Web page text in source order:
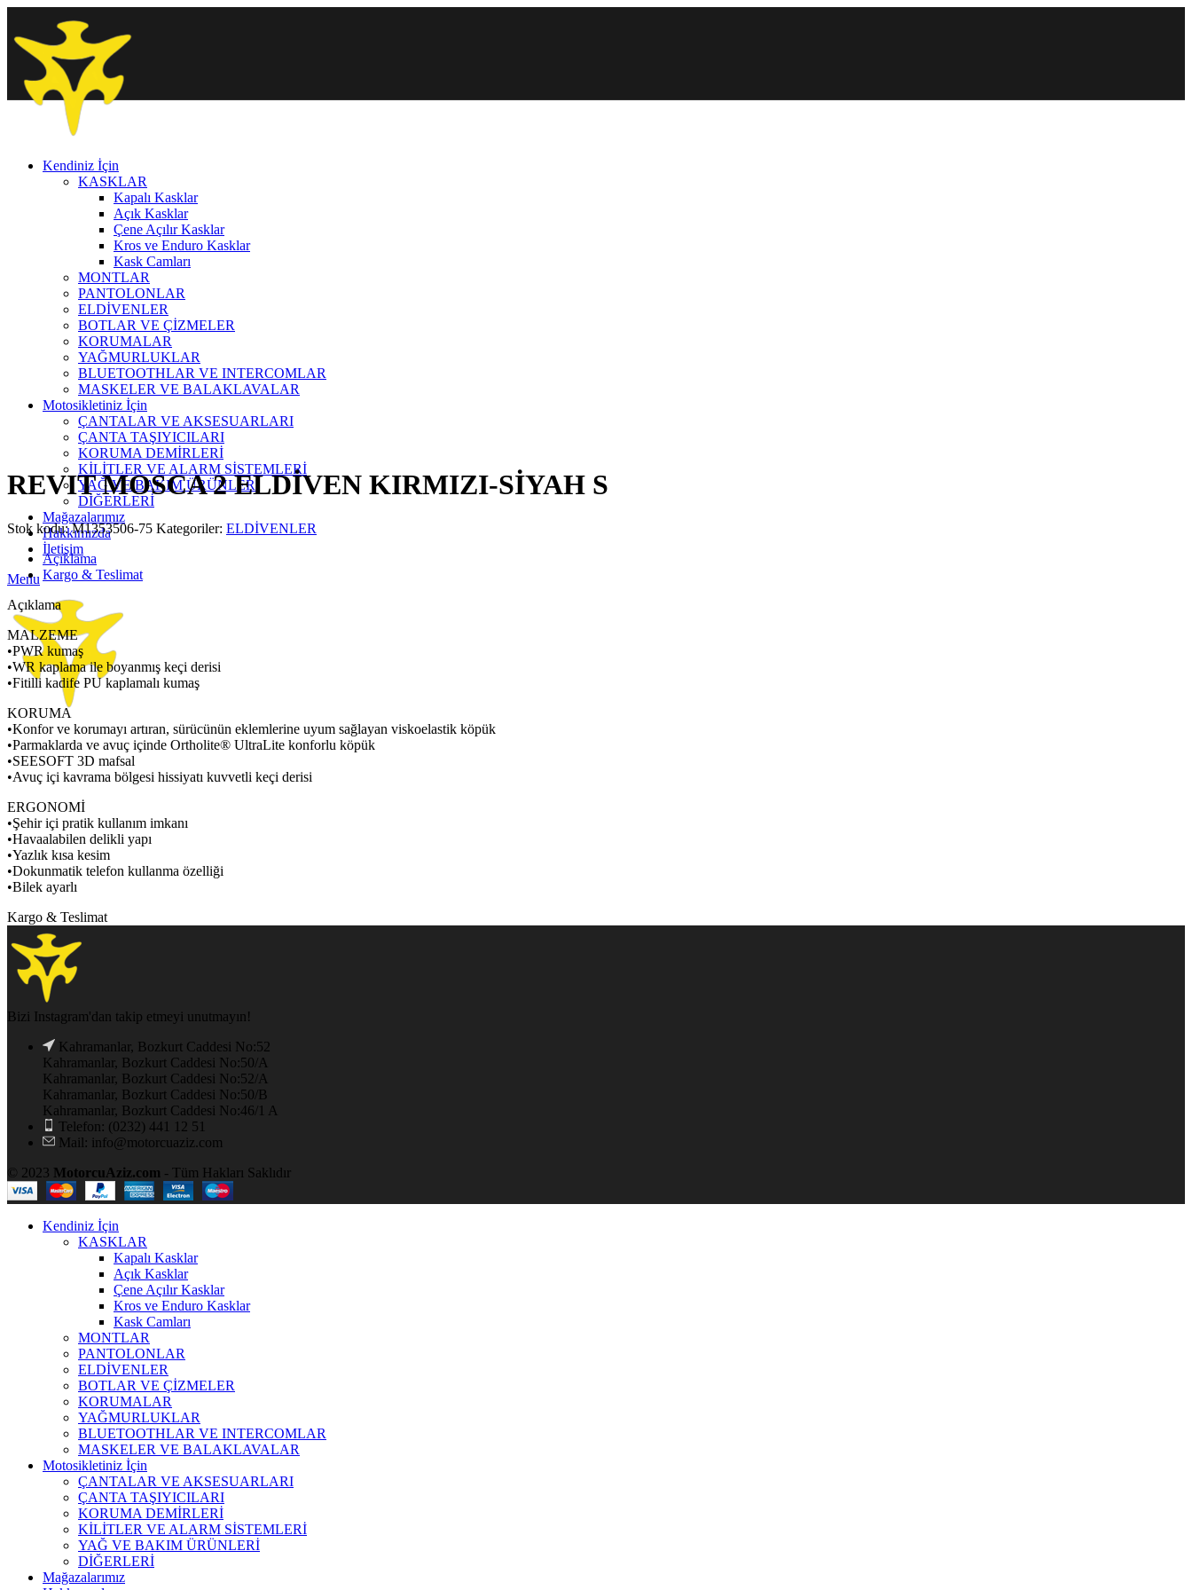
Kendiniz İçin
KASKLAR
Kapalı Kasklar
Açık Kasklar
Çene Açılır Kasklar
Kros ve Enduro Kasklar
Kask Camları
MONTLAR
PANTOLONLAR
ELDİVENLER
BOTLAR VE ÇİZMELER
KORUMALAR
YAĞMURLUKLAR
BLUETOOTHLAR VE INTERCOMLAR
MASKELER VE BALAKLAVALAR
Motosikletiniz İçin
ÇANTALAR VE AKSESUARLARI
ÇANTA TAŞIYICILARI
KORUMA DEMİRLERİ
KİLİTLER VE ALARM SİSTEMLERİ
YAĞ VE BAKIM ÜRÜNLERİ
DİĞERLERİ
Mağazalarımız
Hakkımızda
İletişim
Menu
Click to enlarge
REVIT MOSCA 2 ELDİVEN KIRMIZI-SİYAH S
Stok kodu:M1353506-75 Kategoriler: ELDİVENLER
Açıklama
Kargo & Teslimat
Açıklama
MALZEME
•PWR kumaş
•WR kaplama ile boyanmış keçi derisi
•Fitilli kadife PU kaplamalı kumaş
KORUMA
•Konfor ve korumayı artıran, sürücünün eklemlerine uyum sağlayan viskoelastik köpük
•Parmaklarda ve avuç içinde Ortholite® UltraLite konforlu köpük
•SEESOFT 3D mafsal
•Avuç içi kavrama bölgesi hissiyatı kuvvetli keçi derisi
ERGONOMİ
•Şehir içi pratik kullanım imkanı
•Havaalabilen delikli yapı
•Yazlık kısa kesim
•Dokunmatik telefon kullanma özelliği
•Bilek ayarlı
Kargo & Teslimat
Bizi Instagram'dan takip etmeyi unutmayın!
Kahramanlar, Bozkurt Caddesi No:52
Kahramanlar, Bozkurt Caddesi No:50/A
Kahramanlar, Bozkurt Caddesi No:52/A
Kahramanlar, Bozkurt Caddesi No:50/B
Kahramanlar, Bozkurt Caddesi No:46/1 A
Telefon: (0232) 441 12 51
Mail: info@motorcuaziz.com
© 2023 MotorcuAziz.com - Tüm Hakları Saklıdır
Kendiniz İçin
KASKLAR
Kapalı Kasklar
Açık Kasklar
Çene Açılır Kasklar
Kros ve Enduro Kasklar
Kask Camları
MONTLAR
PANTOLONLAR
ELDİVENLER
BOTLAR VE ÇİZMELER
KORUMALAR
YAĞMURLUKLAR
BLUETOOTHLAR VE INTERCOMLAR
MASKELER VE BALAKLAVALAR
Motosikletiniz İçin
ÇANTALAR VE AKSESUARLARI
ÇANTA TAŞIYICILARI
KORUMA DEMİRLERİ
KİLİTLER VE ALARM SİSTEMLERİ
YAĞ VE BAKIM ÜRÜNLERİ
DİĞERLERİ
Mağazalarımız